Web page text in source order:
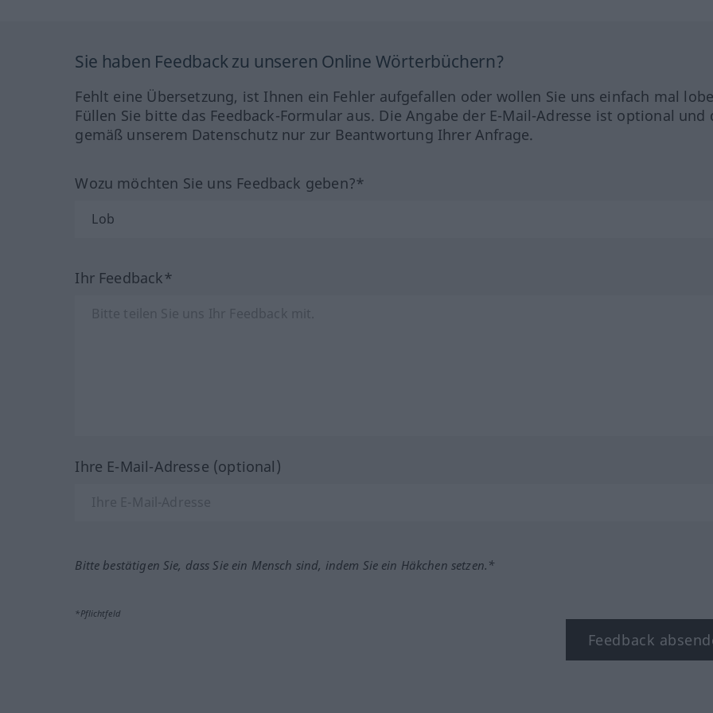
Sie haben Feedback zu unseren Online Wörterbüchern?
Fehlt eine Übersetzung, ist Ihnen ein Fehler aufgefallen oder wollen Sie uns einfach mal
Füllen Sie bitte das Feedback-Formular aus. Die Angabe der E-Mail-Adresse ist optional und
gemäß unserem Datenschutz nur zur Beantwortung Ihrer Anfrage.
Wozu möchten Sie uns Feedback geben?*
Ihr Feedback*
Ihre E-Mail-Adresse (optional)
Bitte bestätigen Sie, dass Sie ein Mensch sind, indem Sie ein Häkchen setzen.*
*Pflichtfeld
Feedback